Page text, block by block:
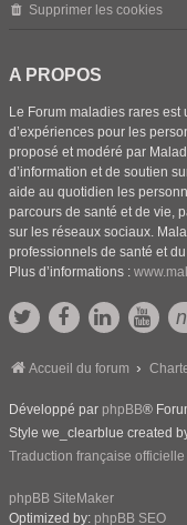
Supprimer les cookies
A PROPOS
Le Forum maladies rares est
d’expériences pour les
proposé et modéré par
d’information et de soutien
aide au quotidien les
parcours de santé et de vie,
sur les réseaux sociaux.
professionnels de santé et
Plus d’informations :
Accueil du forum
Développé par phpBB®
Style we_clearblue created
Traduction française officielle
phpBB SiteMaker
Optimized by: phpBB SEO